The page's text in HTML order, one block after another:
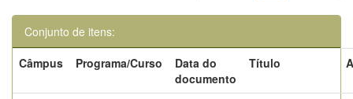
Conjunto de itens:
Câmpus
Programa/Curso
Data do
documento
Título